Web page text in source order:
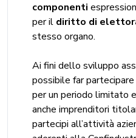
componenti
per il diritto di
stesso organo.
Ai fini dello sviluppo
possibile far
per un periodo limitato
anche imprenditori
partecipi all’attività